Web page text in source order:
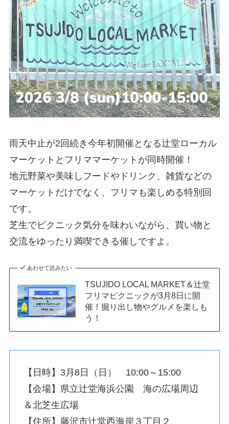
雨天中止が2回続き今年初開催となる辻堂ローカル
マーケットとフリママーケットが同時開催！
地元野菜や美味しフードやドリンク、雑貨などの
マーケットだけでなく、フリマも楽しめる特別回
です。
芝生でピクニック気分を味わいながら、買い物と
交流をゆったり満喫できる催しですよ。
あわせて読みたい
TSUJIDO LOCAL MARKET＆辻堂
フリマピクニックが3月8日に開
催！掘り出し物やグルメを楽しも
う！
【日時】3月8日（日） 10:00～15:00
【会場】県立辻堂海浜公園 海の広場周辺
＆北芝生広場
【住所】藤沢市辻堂西海岸３丁目２